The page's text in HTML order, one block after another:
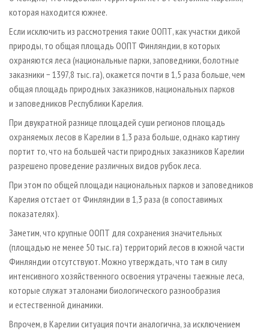
которая находится южнее.
Если исключить из рассмотрения такие ООПТ, как участки дикой
природы, то общая площадь ООПТ Финляндии, в которых
охраняются леса (национальные парки, заповедники, болотные
заказники − 1397,8 тыс. га), окажется почти в 1,5 раза больше, чем
общая площадь природных заказников, национальных парков
и заповедников Республики Карелия.
При двукратной разнице площадей суши регионов площадь
охраняемых лесов в Карелии в 1,3 раза больше, однако картину
портит то, что на большей части природных заказников Карелии
разрешено проведение различных видов рубок леса.
При этом по общей площади национальных парков и заповедников
Карелия отстает от Финляндии в 1,3 раза (в сопоставимых
показателях).
Заметим, что крупные ООПТ для сохранения значительных
(площадью не менее 50 тыс. га) территорий лесов в южной части
Финляндии отсутствуют. Можно утверждать, что там в силу
интенсивного хозяйственного освоения утрачены таежные леса,
которые служат эталонами биологического разнообразия
и естественной динамики.
Впрочем, в Карелии ситуация почти аналогична, за исключением